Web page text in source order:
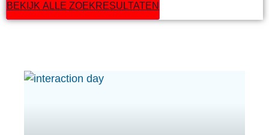
BEKIJK ALLE ZOEKRESULTATEN